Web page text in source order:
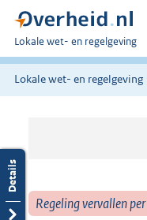
U
bent
hier:
Lokale wet- en regelgeving
Lokale wet- en regelgeving
Regeling vervallen